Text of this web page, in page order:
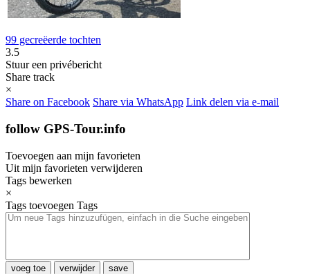
99 gecreëerde tochten
3.5
Stuur een privébericht
Share track
×
Share on Facebook Share via WhatsApp Link delen via e-mail
follow GPS-Tour.info
Toevoegen aan mijn favorieten
Uit mijn favorieten verwijderen
Tags bewerken
×
Tags toevoegen Tags
voeg toe verwijder save